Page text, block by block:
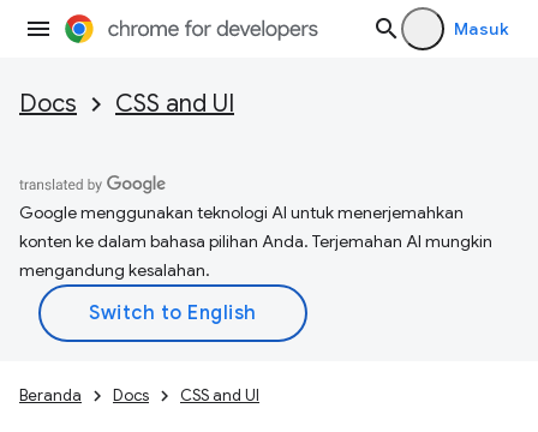
Masuk
Docs CSS and UI
Google menggunakan teknologi AI untuk menerjemahkan
konten ke dalam bahasa pilihan Anda. Terjemahan AI mungkin
mengandung kesalahan.
Beranda Docs CSS and UI